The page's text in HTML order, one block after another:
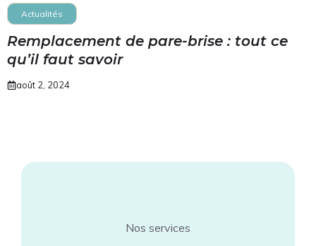
Actualités
Remplacement de pare-brise : tout ce
qu’il faut savoir
août 2, 2024
Nos services